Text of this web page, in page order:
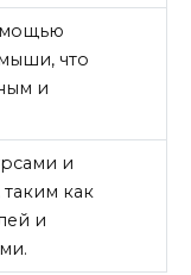
что
и
и
как
и